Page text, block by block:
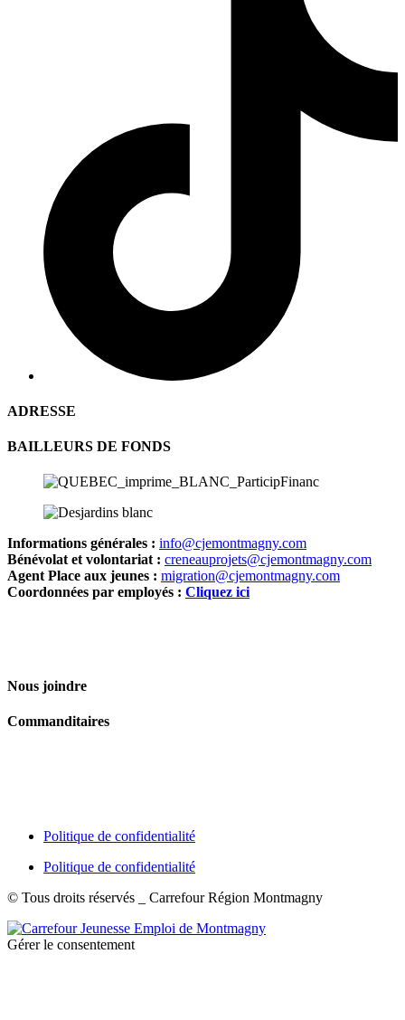
ADRESSE
BAILLEURS DE FONDS
Informations générales : info@cjemontmagny.com
Bénévolat et volontariat : creneauprojets@cjemontmagny.com
Agent Place aux jeunes : migration@cjemontmagny.com
Coordonnées par employés : Cliquez ici
Nous joindre
Commanditaires
Politique de confidentialité
Politique de confidentialité
© Tous droits réservés _ Carrefour Région Montmagny
Gérer le consentement